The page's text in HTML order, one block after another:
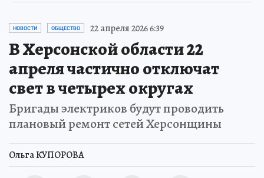
НОВОСТИ ОБЩЕСТВО 22 апреля 2026 6:39
В Херсонской области 22
апреля частично отключат
свет в четырех округах
Бригады электриков будут проводить
плановый ремонт сетей Херсонщины
Ольга КУПОРОВА